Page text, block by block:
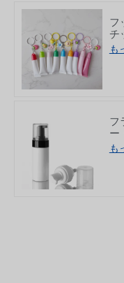
フ
チ
ュ
も
フ
ー
も